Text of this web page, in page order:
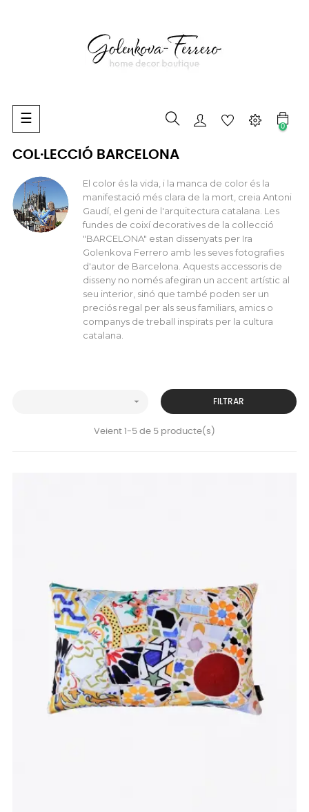
Toggle
navigation
☰
0
COL·LECCIÓ BARCELONA
El color és la vida, i la manca de color és la
manifestació més clara de la mort, creia Antoni
Gaudí, el geni de l'arquitectura catalana. Les
fundes de coixí decoratives de la col·lecció
"BARCELONA" estan dissenyats per Ira
Golenkova Ferrero amb les seves fotografies
d'autor de Barcelona. Aquests accessoris de
disseny no només afegiran un accent artístic al
seu interior, sinó que també poden ser un
preciós regal per als seus familiars, amics o
companys de treball inspirats per la cultura
catalana.
 FILTRAR
Veient 1-5 de 5 producte(s)